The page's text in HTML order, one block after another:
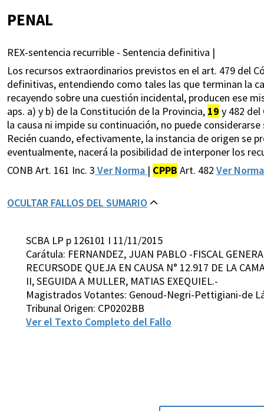
PENAL
REX-sentencia recurrible - Sentencia definitiva |
Los recursos extraordinarios previstos en el art. 479 del
definitivas, entendiendo como tales las que terminan la
recayendo sobre una cuestión incidental, producen ese
aps. a) y b) de la Constitución de la Provincia, 19 y 482
la causa ni impide su continuación, no puede
Recién cuando, efectivamente, la instancia de origen se
eventualmente, nacerá la posibilidad de interponer los
CONB Art. 161 Inc. 3 Ver Norma | CPPB Art. 482 Ver
OCULTAR FALLOS DEL SUMARIO
SCBA LP p 126101 I 11/11/2015
Carátula: FERNANDEZ, JUAN PABLO -FISCAL
RECURSODE QUEJA EN CAUSA N° 12.917 DE LA
II, SEGUIDA A MULLER, MATIAS EXEQUIEL.-
Magistrados Votantes: Genoud-Negri-Pettigiani-de
Tribunal Origen: CP0202BB
Ver el Texto Completo del Fallo